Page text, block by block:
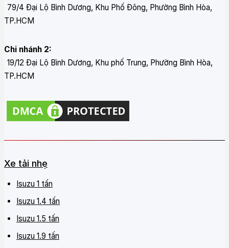
79/4 Đại Lộ Bình Dương, Khu Phố Đông, Phường Bình Hòa,
TP.HCM
Chi nhánh 2:
19/12 Đại Lộ Bình Dương, Khu phố Trung, Phường Bình Hòa,
TP.HCM
Xe tải nhẹ
Isuzu 1 tấn
Isuzu 1.4 tấn
Isuzu 1.5 tấn
Isuzu 1.9 tấn